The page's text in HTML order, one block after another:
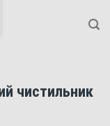
чистильник